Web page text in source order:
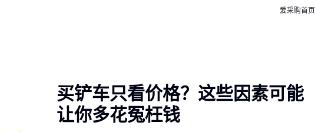
爱采购首页
买铲车只看价格？这些因素可能
让你多花冤枉钱